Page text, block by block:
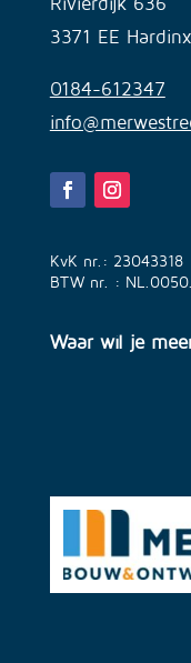
3371 EE
0184-612347
KvK nr.: 23043318
BTW nr. :
Waar wil je